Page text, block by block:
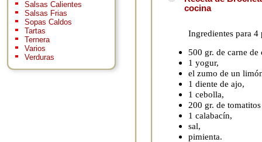
Salsas Calientes
Salsas Frias
Sopas Caldos
Tartas
Ternera
Varios
Verduras
cocina
Ingredientes para 4
500 gr. de carne
1 yogur,
el zumo de un
1 diente de ajo,
1 cebolla,
200 gr. de
1 calabacín,
sal,
pimienta.